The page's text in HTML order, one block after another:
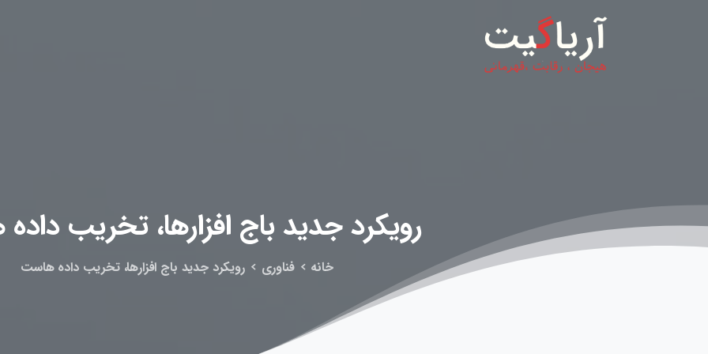
رویکردجدید باج افزارها، تخریب داده
خانه فناوری رویکرد جدید باج افزارها، تخریب داده هاست